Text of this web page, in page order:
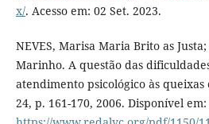
x/. Acesso em: 02 Set. 2023.
NEVES, Marisa Maria Brito as
Marinho. A questão das
atendimento psicológico às queixas
24, p. 161-170, 2006. Disponível em: